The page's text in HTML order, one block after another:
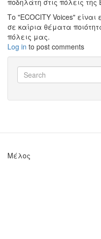
ποδηλάτη στις πόλεις
Το "ECOCITY Voices"
σε καίρια θέματα
πόλεις μας.
Log in to post comments
Search
Search
Μέλος